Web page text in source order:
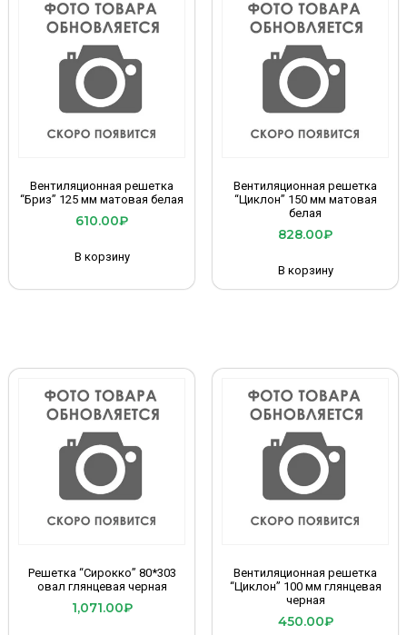
Вентиляционная решетка
“Бриз” 125 мм матовая белая
610.00₽
В корзину
Вентиляционная решетка
“Циклон” 150 мм матовая
белая
828.00₽
В корзину
Решетка “Сирокко” 80*303
овал глянцевая черная
1,071.00₽
Вентиляционная решетка
“Циклон” 100 мм глянцевая
черная
450.00₽